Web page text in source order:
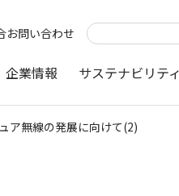
お問い合わせ
企業情報 サステナビリティ
ア無線の発展に向けて(2)